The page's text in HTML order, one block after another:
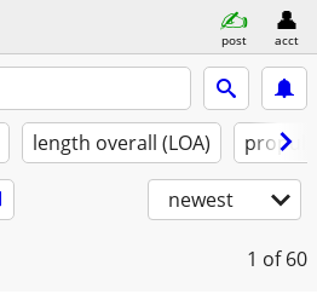
post acct
length overall (LOA)
newest
1 of 60